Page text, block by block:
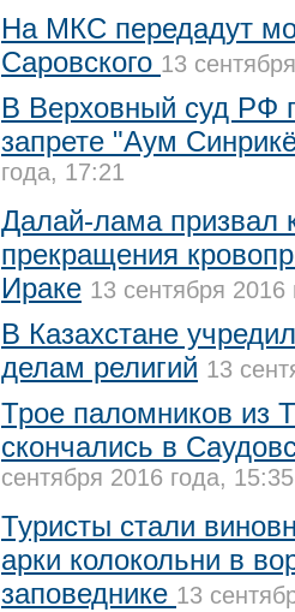
На МКС передадут
Саровского 13
В Верховный суд РФ
запрете "Аум
года, 17:21
Далай-лама призвал
прекращения
Ираке 13 сентября 2016
В Казахстане
делам религий 13
Трое паломников из
скончались в
сентября 2016 года, 15:35
Туристы стали
арки колокольни в
заповеднике 13